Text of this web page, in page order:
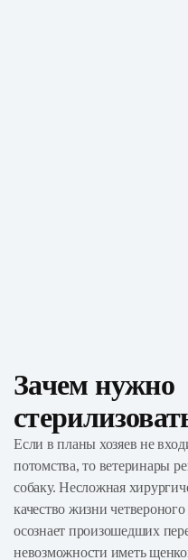
Зачем нужно
Если в планы хозяев не
потомства, то ветеринары
собаку. Несложная
качество жизни
осознает произошедших
невозможности иметь